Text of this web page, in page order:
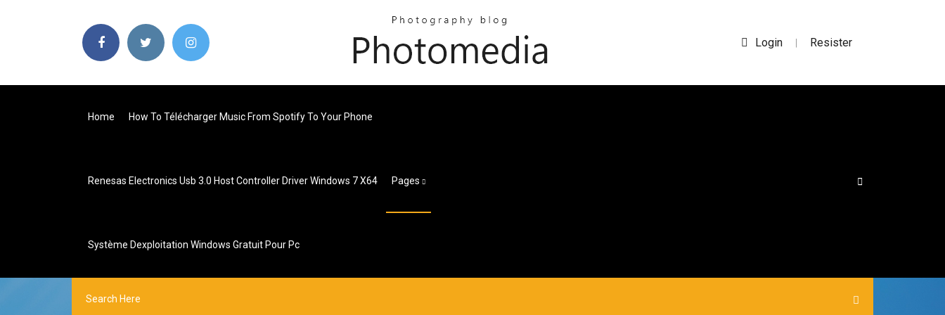
Login | Resister
Home How To Télécharger Music From Spotify To Your Phone
Renesas Electronics Usb 3.0 Host Controller Driver Windows 7 X64 Pages
Système Dexploitation Windows Gratuit Pour Pc